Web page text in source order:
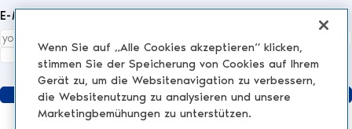
E-Mail *
Ich akzeptiere dieDatenschutzrichtlinievollständig.*
Senden
Wenn Sie auf „Alle Cookies akzeptieren“ klicken,
stimmen Sie der Speicherung von Cookies auf Ihrem
Gerät zu, um die Websitenavigation zu verbessern,
die Websitenutzung zu analysieren und unsere
Marketingbemühungen zu unterstützen.